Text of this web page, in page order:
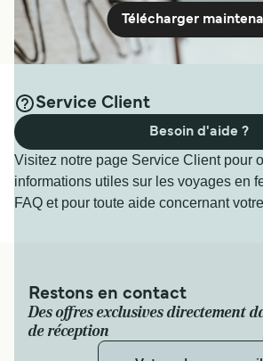
Télécharger
Service Client
Visitez notre page Service Client pour
informations utiles sur les voyages en
FAQ et pour toute aide concernant
Besoin d'aide ?
Restons en contact
Des offres exclusives directement
de réception